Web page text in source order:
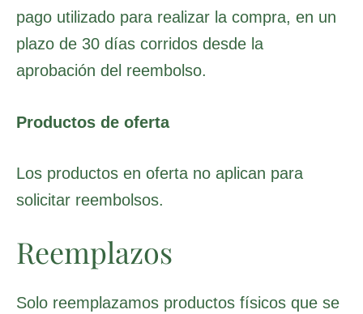
pago utilizado para realizar la compra, en un
plazo de 30 días corridos desde la
aprobación del reembolso.
Productos de oferta
Los productos en oferta no aplican para
solicitar reembolsos.
Reemplazos
Solo reemplazamos productos físicos que se